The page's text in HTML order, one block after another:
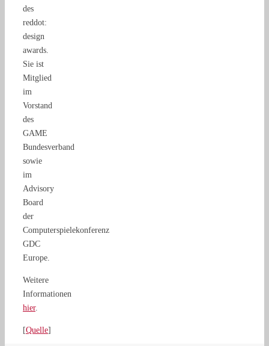
des
reddot:
design
awards.
Sie ist
Mitglied
im
Vorstand
des
GAME
Bundesverband
sowie
im
Advisory
Board
der
Computerspielekonferenz
GDC
Europe.
Weitere
Informationen
hier.
[Quelle]